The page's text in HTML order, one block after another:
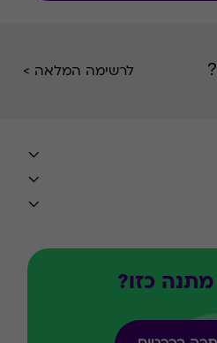
לרשימה המלאה >
כזו?